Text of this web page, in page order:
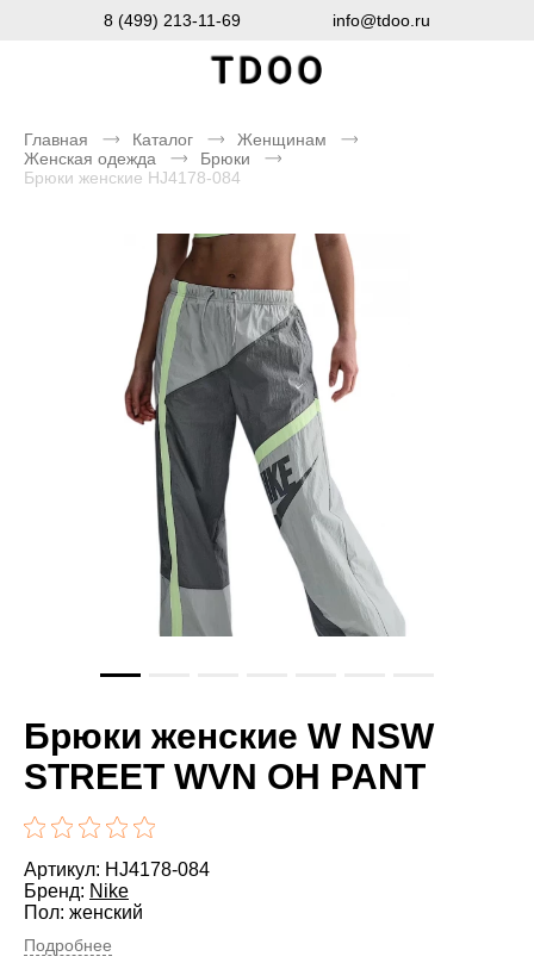
8 (499) 213-11-69 info@tdoo.ru
Главная Каталог
Женщинам
Женская одежда
Брюки
Брюки женские HJ4178-084
Брюки женские W NSW
STREET WVN OH PANT
Артикул: HJ4178-084
Бренд: Nike
Пол: женский
Подробнее